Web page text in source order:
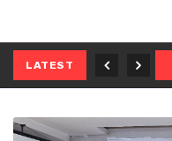
LATEST